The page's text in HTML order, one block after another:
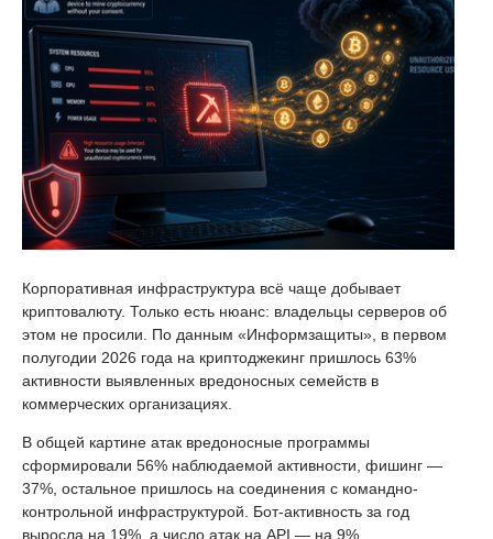
Корпоративная инфраструктура всё чаще добывает
криптовалюту. Только есть нюанс: владельцы серверов об
этом не просили. По данным «Информзащиты», в первом
полугодии 2026 года на криптоджекинг пришлось 63%
активности выявленных вредоносных семейств в
коммерческих организациях.
В общей картине атак вредоносные программы
сформировали 56% наблюдаемой активности, фишинг —
37%, остальное пришлось на соединения с командно-
контрольной инфраструктурой. Бот-активность за год
выросла на 19%, а число атак на API — на 9%.